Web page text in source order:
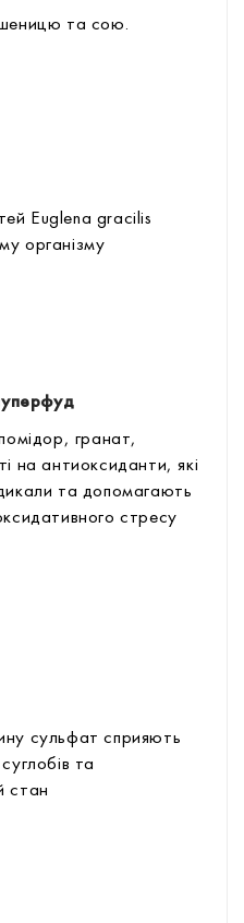
та сою.
Euglena gracilis
організму
гранат,
на антиоксиданти, які
та допомагають
стресу
сульфат сприяють
та
стан